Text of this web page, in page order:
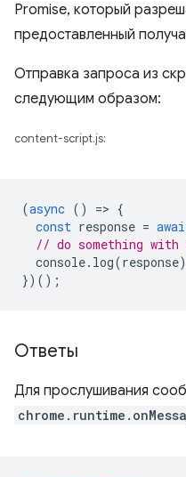
Promise, который
предоставленный
Отправка запроса из
следующим образом:
content-script.js:
(async () => {
const response =
// do something
console. log(response
})();
Ответы
Для прослушивания